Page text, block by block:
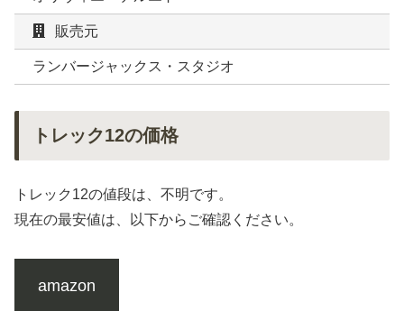
販売元
ランバージャックス・スタジオ
トレック12の価格
トレック12の値段は、不明です。
現在の最安値は、以下からご確認ください。
amazon